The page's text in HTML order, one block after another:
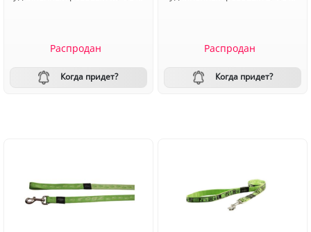
Распродан
Когда придет?
Распродан
Когда придет?